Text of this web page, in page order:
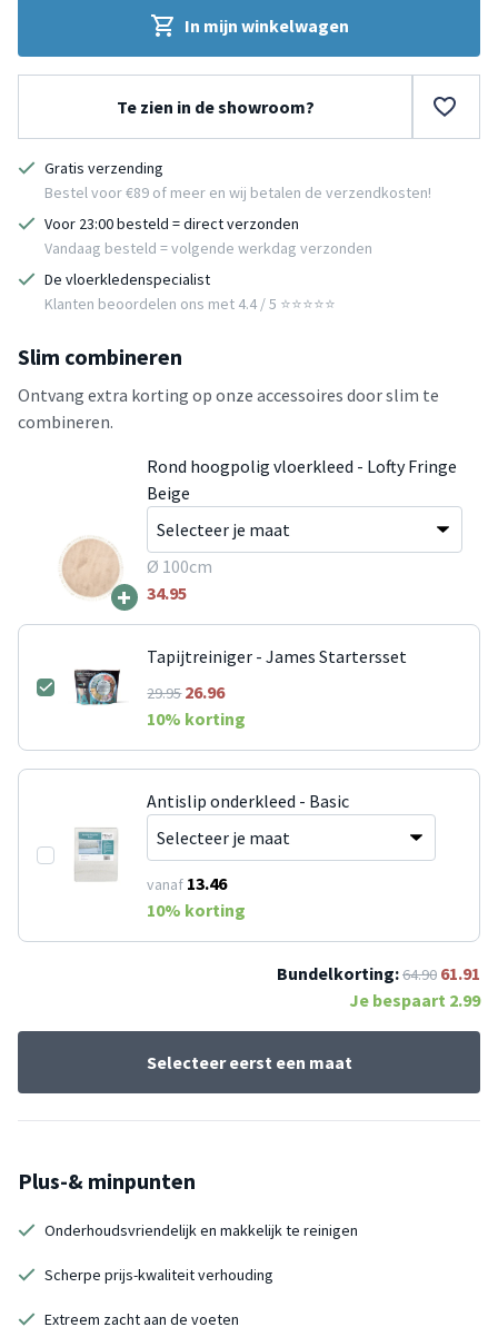
In mijn winkelwagen
Te zien in de showroom?
Gratis verzending
Bestel voor €89 of meer en wij betalen de verzendkosten!
Voor 23:00 besteld = direct verzonden
Vandaag besteld = volgende werkdag verzonden
De vloerkledenspecialist
Klanten beoordelen ons met 4.4 / 5 ⭐⭐⭐⭐⭐
Slim combineren
Ontvang extra korting op onze accessoires door slim te
combineren.
+
Rond hoogpolig vloerkleed - Lofty Fringe
Beige
Ø 100cm
34.95
Tapijtreiniger - James Startersset
29.9526.96
10% korting
Antislip onderkleed - Basic
vanaf 13.46
10% korting
Bundelkorting:64.90 61.91
Je bespaart 2.99
Selecteer eerst een maat
Plus-& minpunten
Onderhoudsvriendelijk en makkelijk te reinigen
Scherpe prijs-kwaliteit verhouding
Extreem zacht aan de voeten